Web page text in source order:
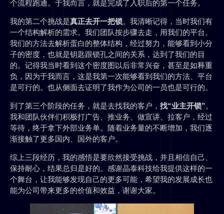
个流程跑通。于我而言，就是完成了入职后的第一个任务。
我的第二个挑战是真正去开一把锁。我清晰记得，当时我们有
一个结构解析的需求。我们团队按步骤去走，用我们的平台、
我们的方法去解析蛋白的整体结构，经过努力，能够看到小分
子的密度，也就是钥匙跟锁孔之间的关系，达到了我们的目
的。记得我当时看到这个密度图以后非常兴奋，甚至是如释重
负，因为于我而言，这是我第一次能够看到我们的方法、平台
是可行的。也从侧面去证明了我作为公司的一员也是可行的。
到了第三个阶段的任务，就是去找我的客户， 找“业主开锁”。
我和团队伙伴们积极打广告、推业务、做宣讲、拉客户，经过
等待，终于拿下外部业务单。随着业务量的不断增加，我们逐
渐接触了更多国内、国外的客户。
综上三段经历，我的感悟是要欣然接受挑战，并且相信自己、
保持耐心，结果总归是好的。感谢晶泰科技给我提供这样的一
个舞台，让我能够发现自己的更多可能，希望我的发展成长也
能为公司带来更多的价值和效益，谢谢大家。